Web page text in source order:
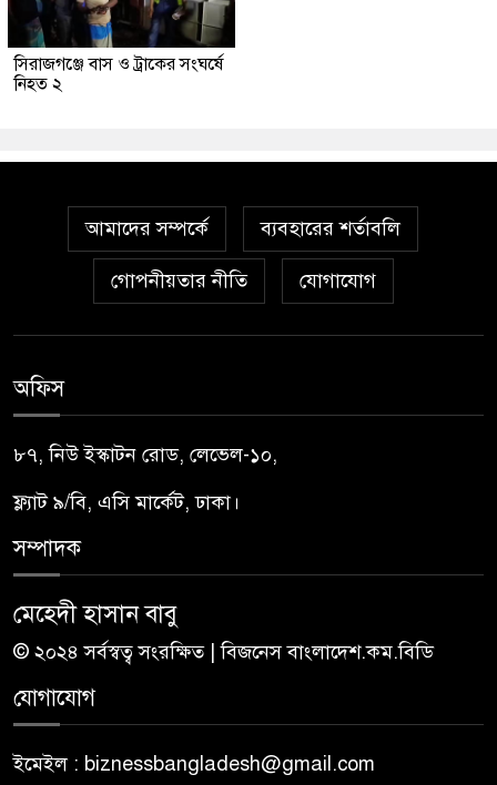
সিরাজগঞ্জে বাস ও ট্রাকের সংঘর্ষে
নিহত ২
আমাদের সম্পর্কে ব্যবহারের শর্তাবলি
গোপনীয়তার নীতি যোগাযোগ
অফিস
৮৭, নিউ ইস্কাটন রোড, লেভেল-১০,
ফ্ল্যাট ৯/বি, এসি মার্কেট, ঢাকা।
সম্পাদক
মেহেদী হাসান বাবু
© ২০২৪ সর্বস্বত্ব সংরক্ষিত | বিজনেস বাংলাদেশ.কম.বিডি
যোগাযোগ
ইমেইল : biznessbangladesh@gmail.com